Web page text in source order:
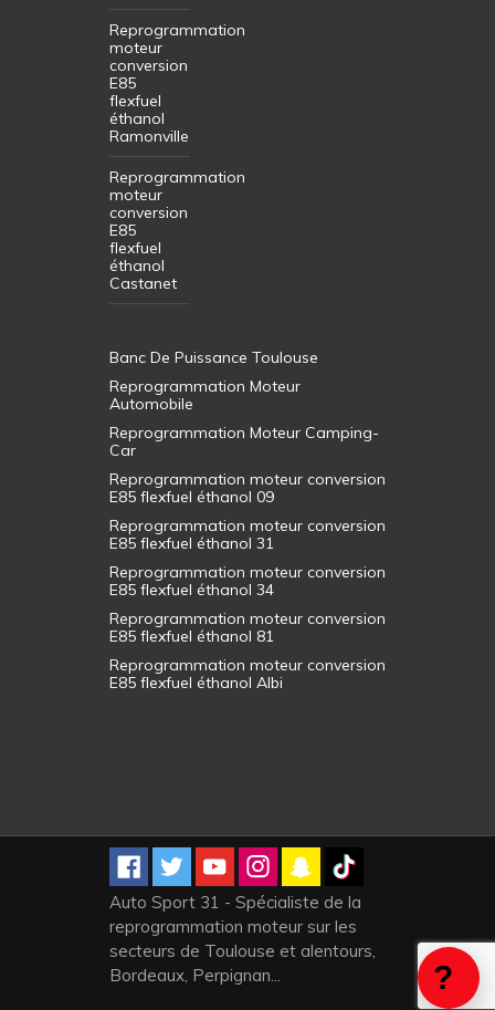
Reprogrammation
moteur
conversion
E85
flexfuel
éthanol
Ramonville
Reprogrammation
moteur
conversion
E85
flexfuel
éthanol
Castanet
Banc De Puissance Toulouse
Reprogrammation Moteur
Automobile
Reprogrammation Moteur Camping-
Car
Reprogrammation moteur conversion
E85 flexfuel éthanol 09
Reprogrammation moteur conversion
E85 flexfuel éthanol 31
Reprogrammation moteur conversion
E85 flexfuel éthanol 34
Reprogrammation moteur conversion
E85 flexfuel éthanol 81
Reprogrammation moteur conversion
E85 flexfuel éthanol Albi
Auto Sport 31 - Spécialiste de la
reprogrammation moteur sur les
secteurs de Toulouse et alentours,
Bordeaux, Perpignan...